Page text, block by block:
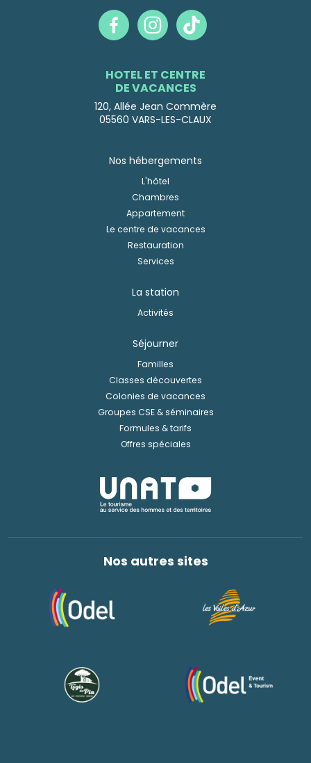
HOTEL ET CENTRE
DE VACANCES
120, Allée Jean Commère
05560 VARS-LES-CLAUX
Nos hébergements
L'hôtel
Chambres
Appartement
Le centre de vacances
Restauration
Services
La station
Activités
Séjourner
Familles
Classes découvertes
Colonies de vacances
Groupes CSE & séminaires
Formules & tarifs
Offres spéciales
Nos autres sites